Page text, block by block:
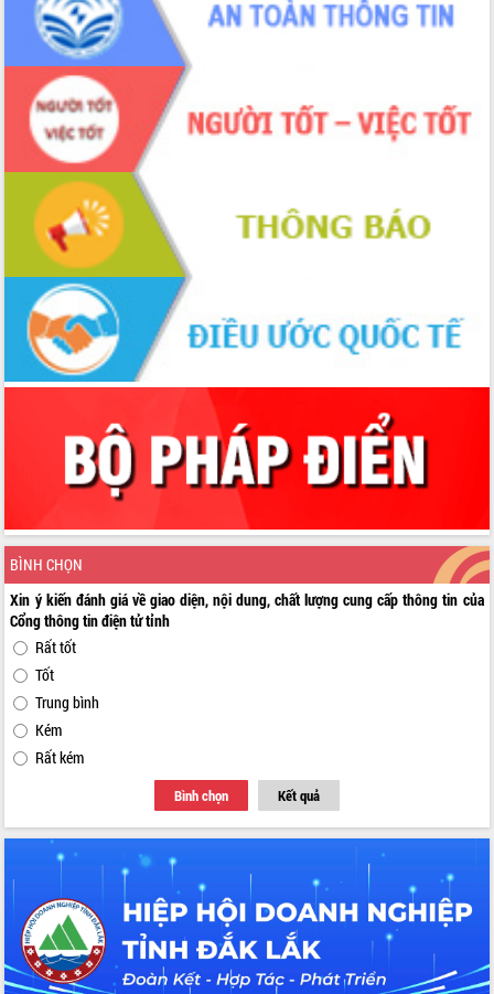
BÌNH CHỌN
Xin ý kiến đánh giá về giao diện, nội dung, chất lượng cung cấp thông tin của
Cổng thông tin điện tử tỉnh
Rất tốt
Tốt
Trung bình
Kém
Rất kém
Bình chọn Kết quả